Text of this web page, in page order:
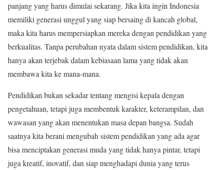
panjang yang harus dimulai sekarang. Jika kita ingin Indonesia
memiliki generasi unggul yang siap bersaing di kancah global,
maka kita harus mempersiapkan mereka dengan pendidikan yang
berkualitas. Tanpa perubahan nyata dalam sistem pendidikan, kita
hanya akan terjebak dalam kebiasaan lama yang tidak akan
membawa kita ke mana-mana.
Pendidikan bukan sekadar tentang mengisi kepala dengan
pengetahuan, tetapi juga membentuk karakter, keterampilan, dan
wawasan yang akan menentukan masa depan bangsa. Sudah
saatnya kita berani mengubah sistem pendidikan yang ada agar
bisa menciptakan generasi muda yang tidak hanya pintar, tetapi
juga kreatif, inovatif, dan siap menghadapi dunia yang terus